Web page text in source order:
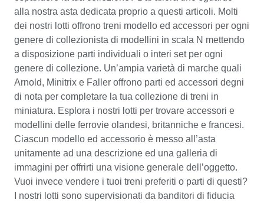
alla nostra asta dedicata proprio a questi articoli. Molti
dei nostri lotti offrono treni modello ed accessori per ogni
genere di collezionista di modellini in scala N mettendo
a disposizione parti individuali o interi set per ogni
genere di collezione. Un’ampia varietà di marche quali
Arnold, Minitrix e Faller offrono parti ed accessori degni
di nota per completare la tua collezione di treni in
miniatura. Esplora i nostri lotti per trovare accessori e
modellini delle ferrovie olandesi, britanniche e francesi.
Ciascun modello ed accessorio è messo all’asta
unitamente ad una descrizione ed una galleria di
immagini per offrirti una visione generale dell’oggetto.
Vuoi invece vendere i tuoi treni preferiti o parti di questi?
I nostri lotti sono supervisionati da banditori di fiducia